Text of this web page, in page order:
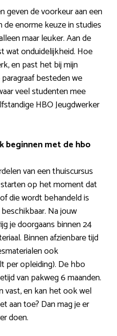
geven de voorkeur aan een
enorme keuze in studies
maar leuker. Aan de
wat onduidelijkheid. Hoe
en past het bij mijn
besteden we
veel studenten mee
HBO Jeugdwerker
beginnen met de hbo
van een thuiscursus
op het moment dat
die wordt behandeld is
Na jouw
je doorgaans binnen 24
Binnen afzienbare tijd
ook
per opleiding). De hbo
van pakweg 6 maanden.
vast, en kan het ook wel
aan toe? Dan mag je er
doen.